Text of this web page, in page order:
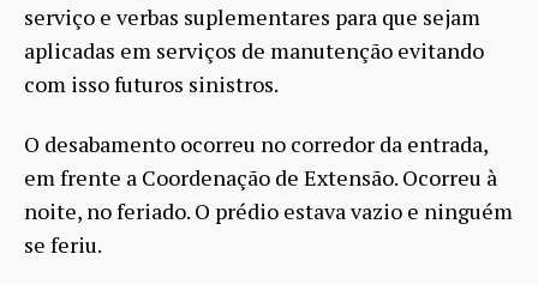
serviço e verbas suplementares para que sejam
aplicadas em serviços de manutenção evitando
com isso futuros sinistros.
O desabamento ocorreu no corredor da entrada,
em frente a Coordenação de Extensão. Ocorreu à
noite, no feriado. O prédio estava vazio e ninguém
se feriu.